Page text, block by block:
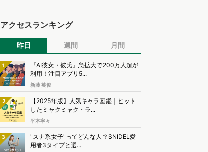
アクセスランキング
昨日 週間 月間
1
『AI彼女・彼氏』急拡大で200万人超が
利用！注目アプリ5...
新藤 英俊
2
【2025年版】人気キャラ図鑑｜ヒット
したミャクミャク・ラ...
平本寧々
3
"スナ系女子"ってどんな人？SNIDEL愛
用者3タイプと選...